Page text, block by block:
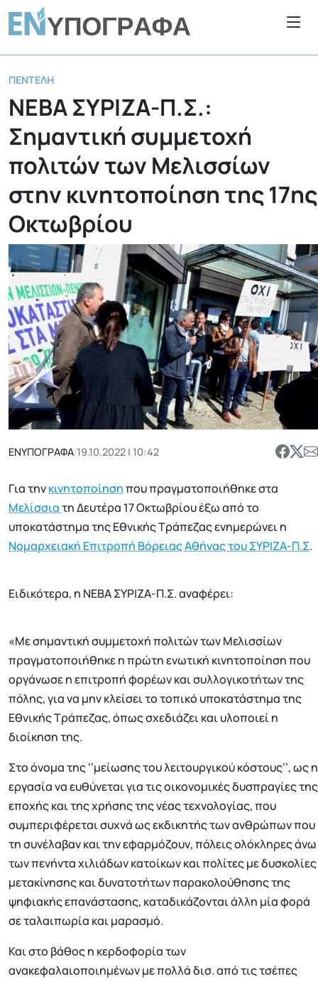
ΠΕΝΤΈΛΗ
ΝΕΒΑ ΣΥΡΙΖΑ-Π.Σ.:
Σημαντική συμμετοχή
πολιτών των Μελισσίων
στην κινητοποίηση της 17ης
Οκτωβρίου
ΕΝΥΠΟΓΡΑΦΑ|19.10.2022 | 10:42
Για τηνκινητοποίησηπου πραγματοποιήθηκε στα
Μελίσσιατη Δευτέρα 17 Οκτωβρίου έξω από το
υποκατάστημα της Εθνικής Τράπεζας ενημερώνει η
Νομαρχειακή Επιτροπή Βόρειας Αθήνας του ΣΥΡΙΖΑ-Π.Σ.
Ειδικότερα, η ΝΕΒΑ ΣΥΡΙΖΑ-Π.Σ. αναφέρει:
«Με σημαντική συμμετοχή πολιτών των Μελισσίων
πραγματοποιήθηκε η πρώτη ενωτική κινητοποίηση που
οργάνωσε η επιτροπή φορέων και συλλογικοτήτων της
πόλης, για να μην κλείσει το τοπικό υποκατάστημα της
Εθνικής Τράπεζας, όπως σχεδιάζει και υλοποιεί η
διοίκηση της.
Στο όνομα της ‘’μείωσης του λειτουργικού κόστους’’, ως η
εργασία να ευθύνεται για τις οικονομικές δυσπραγίες της
εποχής και της χρήσης της νέας τεχνολογίας, που
συμπεριφέρεται συχνά ως εκδικητής των ανθρώπων που
τη συνέλαβαν και την εφαρμόζουν, πόλεις ολόκληρες άνω
των πενήντα χιλιάδων κατοίκων και πολίτες με δυσκολίες
μετακίνησης και δυνατοτήτων παρακολούθησης της
ψηφιακής επανάστασης, καταδικάζονται άλλη μία φορά
σε ταλαιπωρία και μαρασμό.
Και στο βάθος η κερδοφορία των
ανακεφαλαιοποιημένων με πολλά δισ. από τις τσέπες